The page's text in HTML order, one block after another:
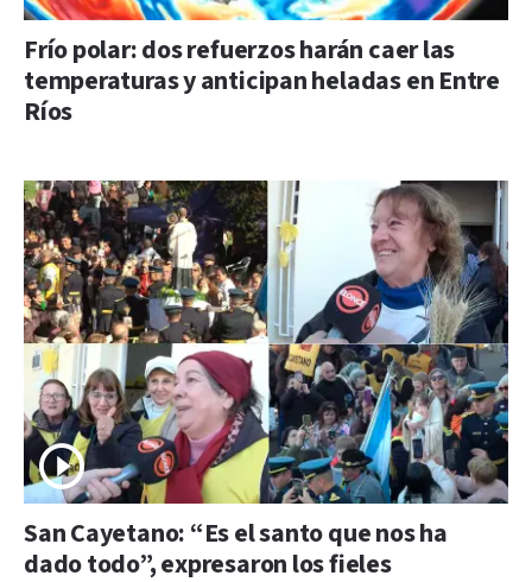
Frío polar: dos refuerzos harán caer las
temperaturas y anticipan heladas en Entre
Ríos
San Cayetano: “Es el santo que nos ha
dado todo”, expresaron los fieles